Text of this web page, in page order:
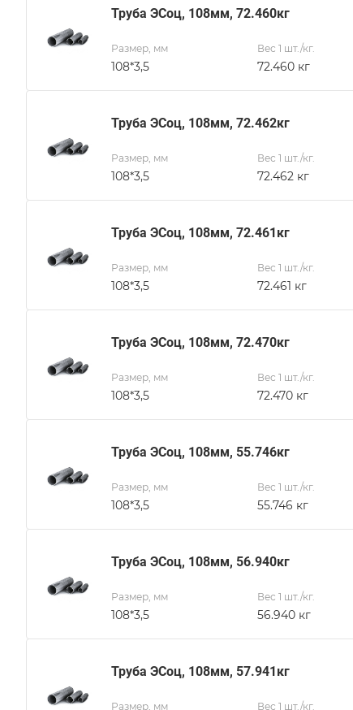
Труба ЭСоц, 108мм, 72.460кг
Размер, мм
108*3,5
Вес 1 шт./кг.
72.460 кг
Труба ЭСоц, 108мм, 72.462кг
Размер, мм
108*3,5
Вес 1 шт./кг.
72.462 кг
Труба ЭСоц, 108мм, 72.461кг
Размер, мм
108*3,5
Вес 1 шт./кг.
72.461 кг
Труба ЭСоц, 108мм, 72.470кг
Размер, мм
108*3,5
Вес 1 шт./кг.
72.470 кг
Труба ЭСоц, 108мм, 55.746кг
Размер, мм
108*3,5
Вес 1 шт./кг.
55.746 кг
Труба ЭСоц, 108мм, 56.940кг
Размер, мм
108*3,5
Вес 1 шт./кг.
56.940 кг
Труба ЭСоц, 108мм, 57.941кг
Размер, мм Вес 1 шт./кг.